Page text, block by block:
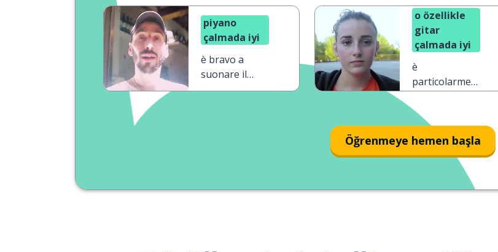
piyano
çalmada iyi
è bravo a
suonare il
pianoforte
o özellikle
gitar
çalmada iyi
è
particolarmente
suonare la
chitarra
Öğrenmeye hemen başla